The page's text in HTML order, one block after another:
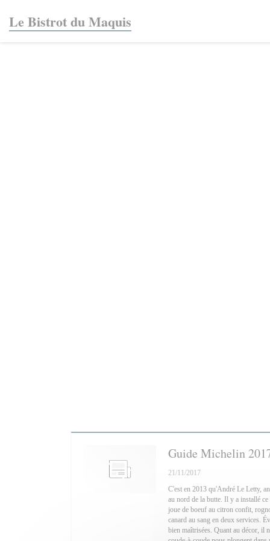
Le Bistrot du Maquis
Guide Michelin
21/11/2017
C'est en 2013 qu'André Le Letty,
au nord de la butte. Il y a installé
joue de boeuf au citron confit,
canard au sang en deux services.
bien maîtrisées. Quant au décor, il